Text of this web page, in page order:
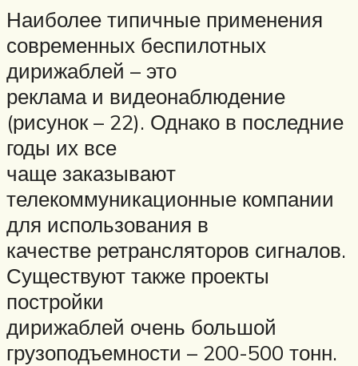
Наиболее типичные применения
современных беспилотных
дирижаблей – это
реклама и видеонаблюдение
(рисунок – 22). Однако в последние
годы их все
чаще заказывают
телекоммуникационные компании
для использования в
качестве ретрансляторов сигналов.
Существуют также проекты
постройки
дирижаблей очень большой
грузоподъемности – 200-500 тонн.